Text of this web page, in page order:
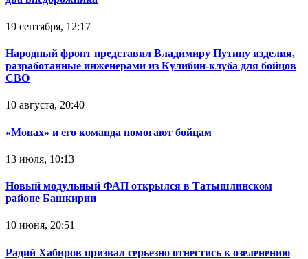
19 сентября, 12:17
Народный фронт представил Владимиру Путину изделия,
разработанные инженерами из Кулибин-клуба для бойцов
СВО
10 августа, 20:40
«Монах» и его команда помогают бойцам
13 июля, 10:13
Новый модульный ФАП открылся в Татышлинском
районе Башкирии
10 июня, 20:51
Радий Хабиров призвал серьезно отнестись к озеленению